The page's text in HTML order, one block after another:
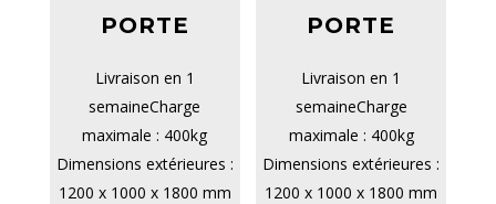
PORTE
Livraison en 1
semaineCharge
maximale : 400kg
Dimensions extérieures :
1200 x 1000 x 1800 mm
PORTE
Livraison en 1
semaineCharge
maximale : 400kg
Dimensions extérieures :
1200 x 1000 x 1800 mm